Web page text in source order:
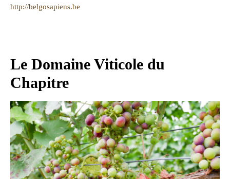
http://belgosapiens.be
Le Domaine Viticole du
Chapitre